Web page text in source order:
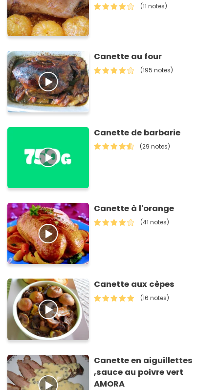
(11 notes)
Canette au four
(195 notes)
Canette de barbarie
(29 notes)
Canette à l'orange
(41 notes)
Canette aux cèpes
(16 notes)
Canette en aiguillettes
,sauce au poivre vert
AMORA